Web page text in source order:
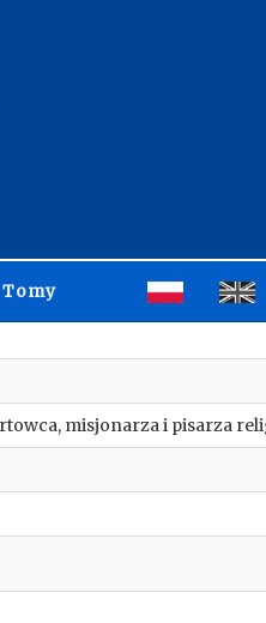
Tomy
misjonarza i pisarza